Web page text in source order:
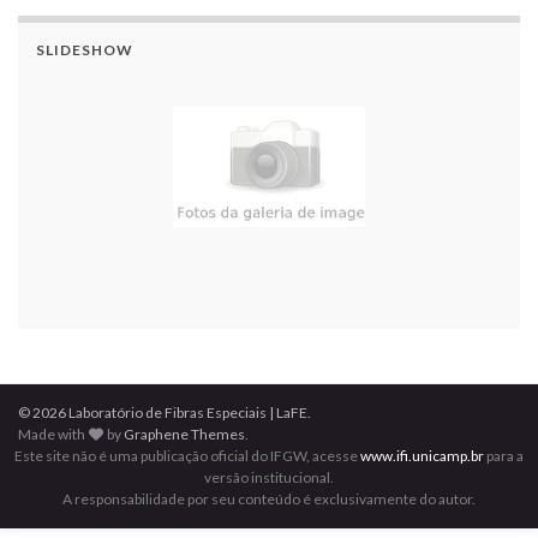
SLIDESHOW
© 2026 Laboratório de Fibras Especiais | LaFE.
Made with
by Graphene Themes.
Este site não é uma publicação oficial do IFGW, acessewww.ifi.unicamp.br para a
versão institucional.
A responsabilidade por seu conteúdo é exclusivamente do autor.